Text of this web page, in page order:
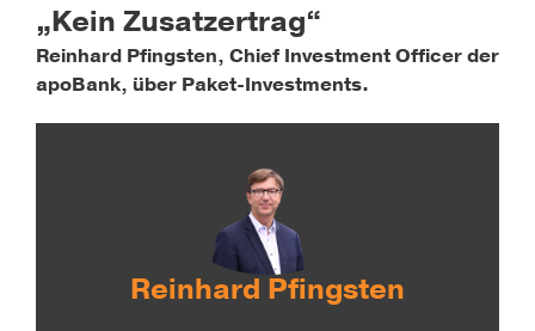
„Kein Zusatzertrag“
Reinhard Pfingsten, Chief Investment Officer der
apoBank, über Paket-Investments.
Reinhard Pfingsten